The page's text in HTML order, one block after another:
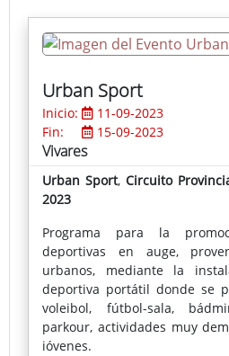
Urban Sport
Inicio:
11-09-2023
Fin:
15-09-2023
Vivares
Urban Sport, Circuito
2023
Programa para la
deportivas en auge,
urbanos, mediante la
deportiva portátil donde se
voleibol, fútbol-sala,
parkour, actividades muy
jóvenes.